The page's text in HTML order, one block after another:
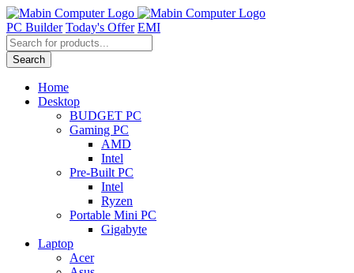
Skip
to
content
PC Builder Today's Offer EMI
Products
search
Search
Home
Desktop
BUDGET PC
Gaming PC
AMD
Intel
Pre-Built PC
Intel
Ryzen
Portable Mini PC
Gigabyte
Laptop
Acer